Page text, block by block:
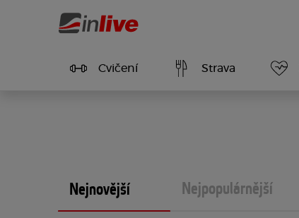
Cvičení Strava
Nejnovější Nejpopulárnější